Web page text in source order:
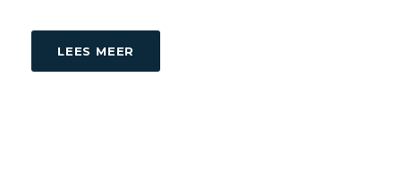
LEES MEER